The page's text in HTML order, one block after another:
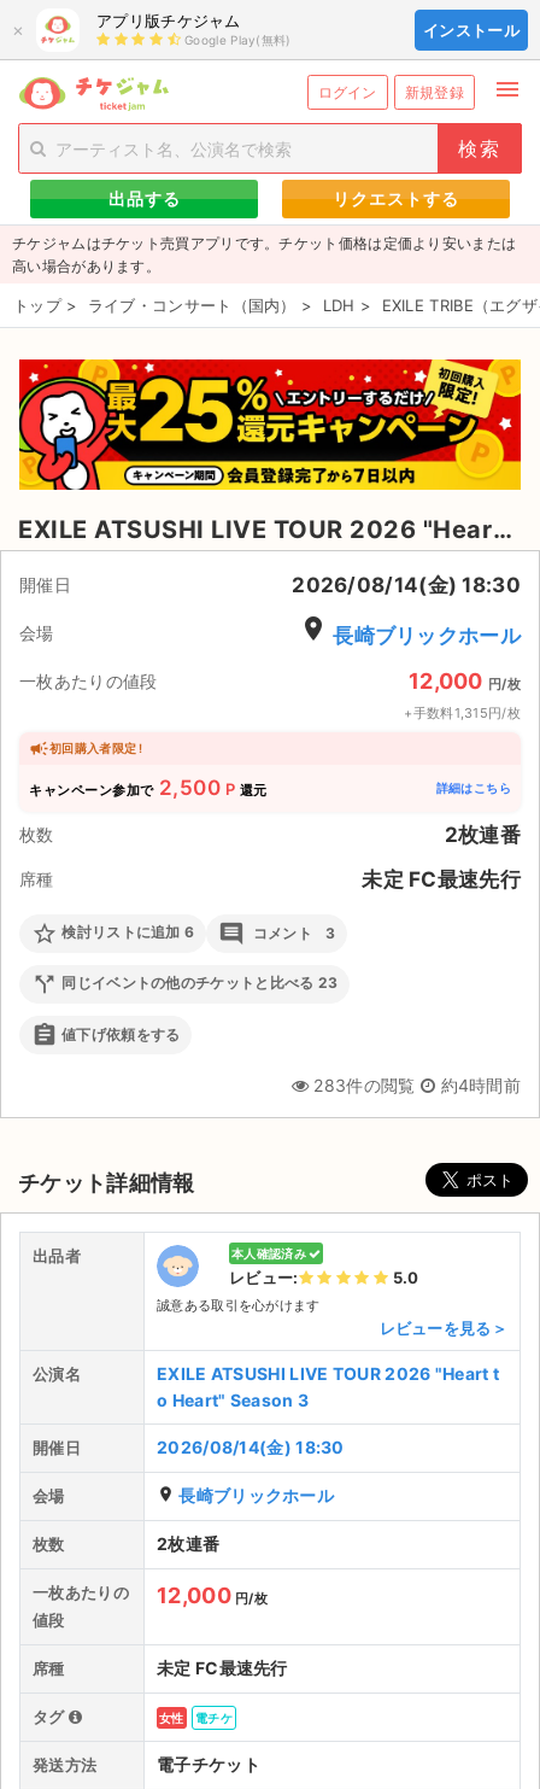
× アプリ版チケジャム
Google Play(無料) インストール
ログイン 新規登録 menu
person_add 新規会員登録 exit_to_app ログイン
チケットを探す
新着チケット
値下げしたチケット
都道府県からチケットを探す
もうすぐ開催のチケット
チケットのリクエスト一覧
取扱チケット
ライブ・コンサート（国内）
ライブ・コンサート（海外）
イベント
スポーツ
演劇・ミュージカル
チケットジャム運営会社
チケットジャム利用規約
プライバシーポリシー
特定商取引法に基づく表記
出品する リクエストする
チケジャムはチケット売買アプリです。チケット価格は定価より安いまたは
高い場合があります。
トップ > ライブ・コンサート（国内） > LDH > EXILE TRIBE（エグ
EXILE ATSUSHI LIVE TOUR 2026 "Heart to Heart" Season 3 のチケット
開催日 2026/08/14(金) 18:30
会場 place 長崎ブリックホール
一枚あたりの値段 12,000 円/枚
+手数料1,315円/枚
初回購入者限定 !
キャンペーン参加で 2,500 P 還元 詳細はこちら
枚数 2枚連番
席種 未定 FC最速先行
star_border 検討リストに追加 6 comment コメント 3
call_split 同じイベントの他のチケットと比べる 23
assignment 値下げ依頼をする
283件の閲覧 約4時間前
チケット詳細情報
出品者 本人確認済み
レビュー: 5.0
誠意ある取引を心がけます
レビューを見る＞
公演名
EXILE ATSUSHI LIVE TOUR 2026 "Heart t
o Heart" Season 3
開催日 2026/08/14(金) 18:30
会場 place 長崎ブリックホール
枚数 2枚連番
一枚あたりの
値段
12,000 円/枚
席種 未定 FC最速先行
タグ 女性 電チケ
発送方法 電子チケット